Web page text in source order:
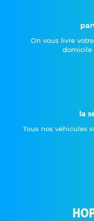
On vous livre
domicile
la
Tous nos véhicules